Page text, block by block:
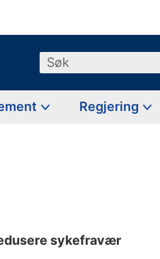
Søk
Regjering
sykefravær